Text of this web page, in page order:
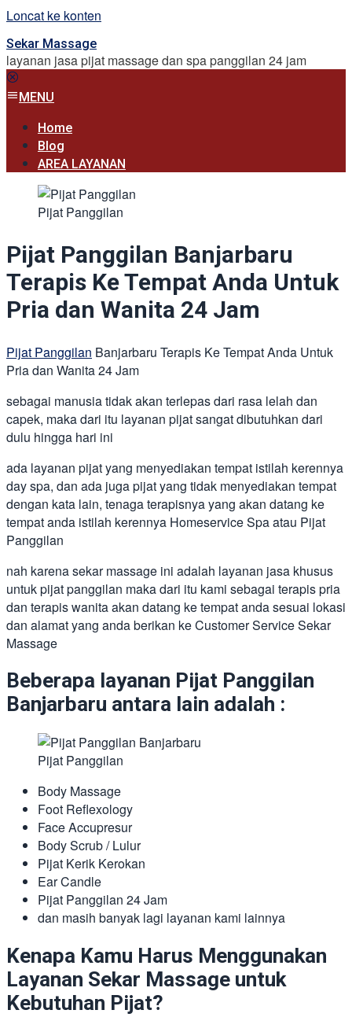
Loncat ke konten
Sekar Massage
layanan jasa pijat massage dan spa panggilan 24 jam
MENU
Home
Blog
AREA LAYANAN
Pijat Panggilan
Pijat Panggilan Banjarbaru
Terapis Ke Tempat Anda Untuk
Pria dan Wanita 24 Jam
Pijat Panggilan Banjarbaru Terapis Ke Tempat Anda Untuk
Pria dan Wanita 24 Jam
sebagai manusia tidak akan terlepas dari rasa lelah dan
capek, maka dari itu layanan pijat sangat dibutuhkan dari
dulu hingga hari ini
ada layanan pijat yang menyediakan tempat istilah kerennya
day spa, dan ada juga pijat yang tidak menyediakan tempat
dengan kata lain, tenaga terapisnya yang akan datang ke
tempat anda istilah kerennya Homeservice Spa atau Pijat
Panggilan
nah karena sekar massage ini adalah layanan jasa khusus
untuk pijat panggilan maka dari itu kami sebagai terapis pria
dan terapis wanita akan datang ke tempat anda sesuai lokasi
dan alamat yang anda berikan ke Customer Service Sekar
Massage
Beberapa layanan Pijat Panggilan
Banjarbaru antara lain adalah :
Pijat Panggilan
Body Massage
Foot Reflexology
Face Accupresur
Body Scrub / Lulur
Pijat Kerik Kerokan
Ear Candle
Pijat Panggilan 24 Jam
dan masih banyak lagi layanan kami lainnya
Kenapa Kamu Harus Menggunakan
Layanan Sekar Massage untuk
Kebutuhan Pijat?